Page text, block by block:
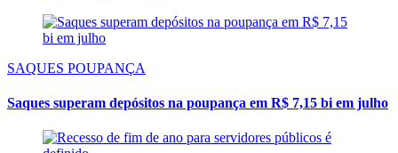
SAQUES POUPANÇA
Saques superam depósitos na poupança em R$ 7,15 bi em julho